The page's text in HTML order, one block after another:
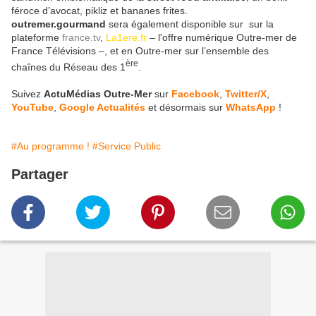
féroce d’avocat, pikliz et bananes frites.
outremer.gourmand sera également disponible sur sur la
plateforme france.tv, La1ere.fr – l'offre numérique Outre-mer de
France Télévisions –, et en Outre-mer sur l’ensemble des
chaînes du Réseau des 1 ère
Suivez ActuMédias Outre-Mersur Facebook Twitter/X
YouTube Google Actualités et désormais sur WhatsApp !
#Au programme ! #Service Public
Partager